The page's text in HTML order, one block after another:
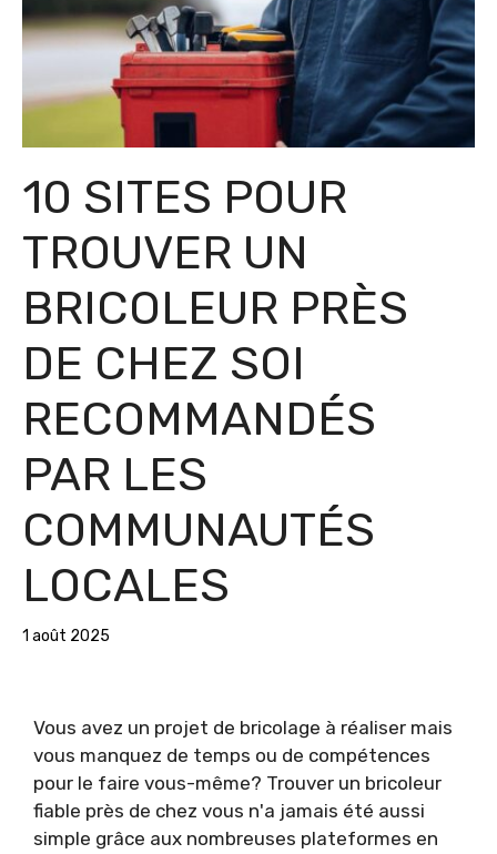
10 SITES POUR
TROUVER UN
BRICOLEUR PRÈS
DE CHEZ SOI
RECOMMANDÉS
PAR LES
COMMUNAUTÉS
LOCALES
1 août 2025
Vous avez un projet de bricolage à réaliser mais
vous manquez de temps ou de compétences
pour le faire vous-même? Trouver un bricoleur
fiable près de chez vous n'a jamais été aussi
simple grâce aux nombreuses plateformes en